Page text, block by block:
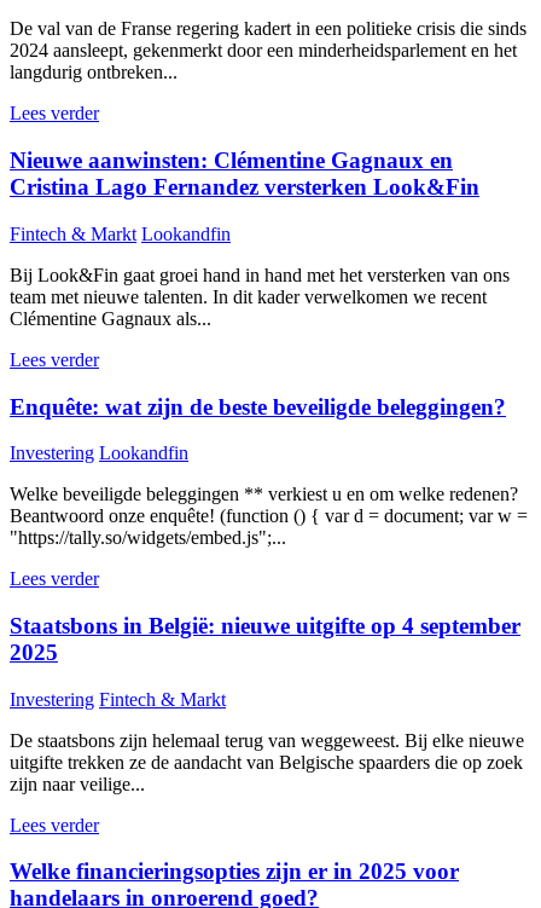
De val van de Franse regering kadert in een politieke crisis die sinds
2024 aansleept, gekenmerkt door een minderheidsparlement en het
langdurig ontbreken...
Lees verder
Nieuwe aanwinsten: Clémentine Gagnaux en
Cristina Lago Fernandez versterken Look&Fin
Fintech & Markt Lookandfin
Bij Look&Fin gaat groei hand in hand met het versterken van ons
team met nieuwe talenten. In dit kader verwelkomen we recent
Clémentine Gagnaux als...
Lees verder
Enquête: wat zijn de beste beveiligde beleggingen?
Investering Lookandfin
Welke beveiligde beleggingen ** verkiest u en om welke redenen?
Beantwoord onze enquête! (function () { var d = document; var w =
"https://tally.so/widgets/embed.js";...
Lees verder
Staatsbons in België: nieuwe uitgifte op 4 september
2025
Investering Fintech & Markt
De staatsbons zijn helemaal terug van weggeweest. Bij elke nieuwe
uitgifte trekken ze de aandacht van Belgische spaarders die op zoek
zijn naar veilige...
Lees verder
Welke financieringsopties zijn er in 2025 voor
handelaars in onroerend goed?